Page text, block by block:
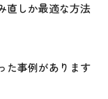
直しか最適な方法
た事例があります